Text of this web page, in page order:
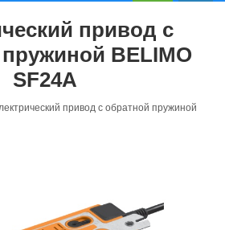
Кальку
привод с
BELIMO
SF24A
привод с обратной пружиной